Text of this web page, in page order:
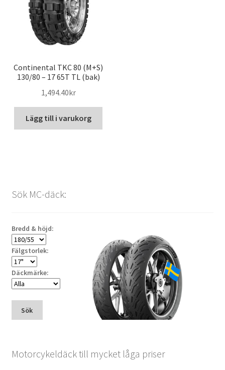
Continental TKC 80 (M+S)
130/80 – 17 65T TL (bak)
1,494.40kr
Lägg till i varukorg
Sök MC-däck:
Bredd & höjd:
Fälgstorlek:
Däckmärke:
Sök
Motorcykeldäck till mycket låga priser